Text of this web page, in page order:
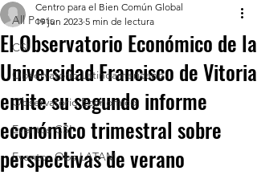
All Posts
CSI
Observatorio Latinoamericano
Observatorio Economico
Eventos CSI
Eventos Obs LATAM
El Observatorio Económico de la
Universidad Francisco de Vitoria
emite su segundo informe
económico trimestral sobre
perspectivas de verano
Centro para el Bien Común Global
19 jun 2023 5 min de lectura